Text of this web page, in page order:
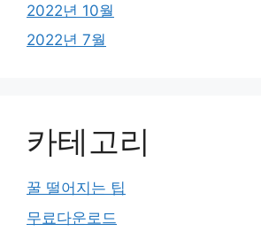
2022년 10월
2022년 7월
카테고리
꿀 떨어지는 팁
무료다운로드